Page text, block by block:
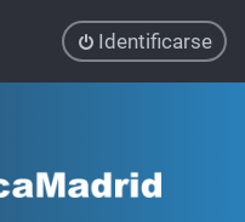
Identificarse